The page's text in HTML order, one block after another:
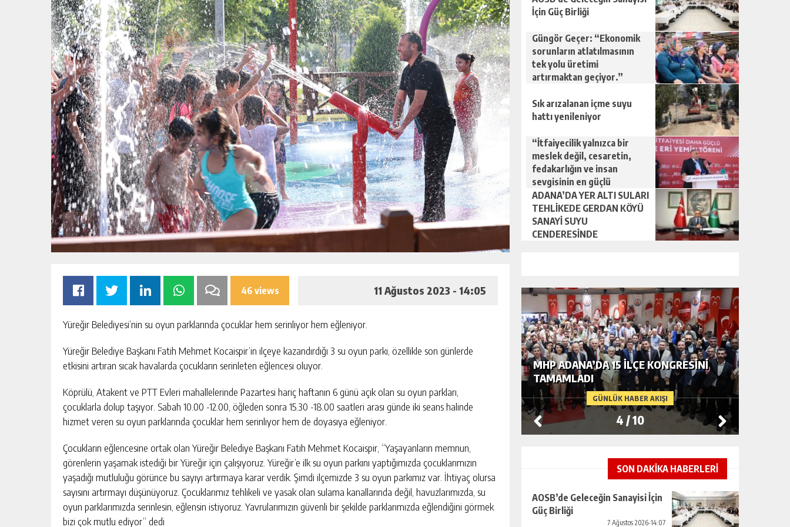
46 views 11 Ağustos 2023 - 14:05
Yüreğir Belediyesi’nin su oyun parklarında çocuklar hem serinliyor hem eğleniyor.
Yüreğir Belediye Başkanı Fatih Mehmet Kocaispir’in ilçeye kazandırdığı 3 su oyun parkı, özellikle son günlerde
etkisini artıran sıcak havalarda çocukların serinleten eğlencesi oluyor.
Köprülü, Atakent ve PTT Evleri mahallelerinde Pazartesi hariç haftanın 6 günü açık olan su oyun parkları,
çocuklarla dolup taşıyor. Sabah 10.00 -12.00, öğleden sonra 15.30 -18.00 saatleri arası günde iki seans halinde
hizmet veren su oyun parklarında çocuklar hem serinliyor hem de doyasıya eğleniyor.
Çocukların eğlencesine ortak olan Yüreğir Belediye Başkanı Fatih Mehmet Kocaispir, “Yaşayanların memnun,
görenlerin yaşamak istediği bir Yüreğir için çalışıyoruz. Yüreğir’e ilk su oyun parkını yaptığımızda çocuklarımızın
yaşadığı mutluluğu görünce bu sayıyı artırmaya karar verdik. Şimdi ilçemizde 3 su oyun parkımız var. İhtiyaç olursa
sayısını artırmayı düşünüyoruz. Çocuklarımız tehlikeli ve yasak olan sulama kanallarında değil, havuzlarımızda, su
oyun parklarımızda serinlesin, eğlensin istiyoruz. Yavrularımızın güvenli bir şekilde parklarımızda eğlendiğini görmek
bizi çok mutlu ediyor” dedi
İçin Güç Birliği
Güngör Geçer: “Ekonomik
sorunların atlatılmasının
tek yolu üretimi
artırmaktan geçiyor.”
Sık arızalanan içme suyu
hattı yenileniyor
“İtfaiyecilik yalnızca bir
meslek değil, cesaretin,
fedakarlığın ve insan
sevgisinin en güçlü
temsilidir.”
ADANA’DA YER ALTI SULARI
TEHLİKEDE GERDAN KÖYÜ
SANAYİ SUYU
CENDERESİNDE
İÇIN GÜÇ
GÜNLÜK HABER AKIŞI
GÜNGÖR GEÇER: “EKONOMIK
YOLU ÜRETIMI ARTIRMAKTAN
GEÇIYOR.”
GÜNLÜK HABER AKIŞI
SIK ARIZALANAN IÇME SUYU HATTI
GÜNLÜK HABER AKIŞI
MHP ADANA’DA 15 İLÇE KONGRESINI
TAMAMLADI
4 /10
SON DAKİKA HABERLERİ
AOSB’de Geleceğin Sanayisi İçin
Güç Birliği
7 Ağustos 2026-14:07